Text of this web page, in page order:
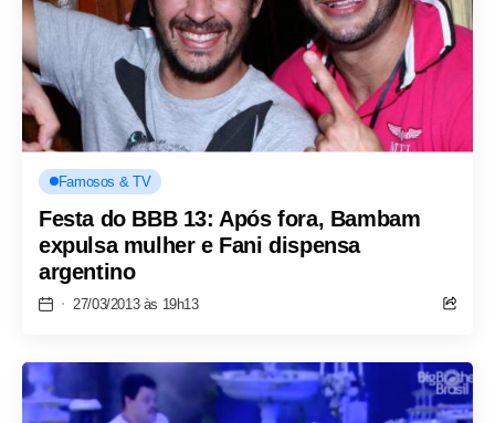
Famosos & TV
Festa do BBB 13: Após fora, Bambam
expulsa mulher e Fani dispensa
argentino
27/03/2013 às 19h13